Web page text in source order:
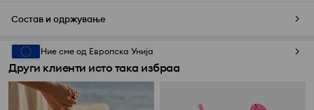
Состав и одржување
Ние сме од Европска Унија
Други клиенти исто така избраа